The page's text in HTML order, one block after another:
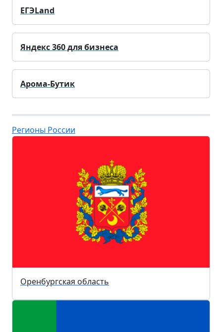
ЕГЭLand
Яндекс 360 для бизнеса
Арома-Бутик
Регионы России
Оренбургская область